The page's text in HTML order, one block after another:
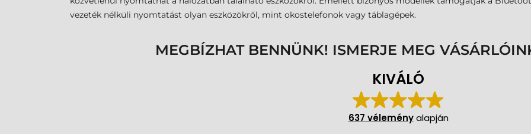
vezeték nélküli nyomtatást olyan eszközökről, mint okostelefonok vagy táblagépek.
MEGBÍZHAT BENNÜNK! ISMERJE MEG
KIVÁLÓ
637 véleményalapján